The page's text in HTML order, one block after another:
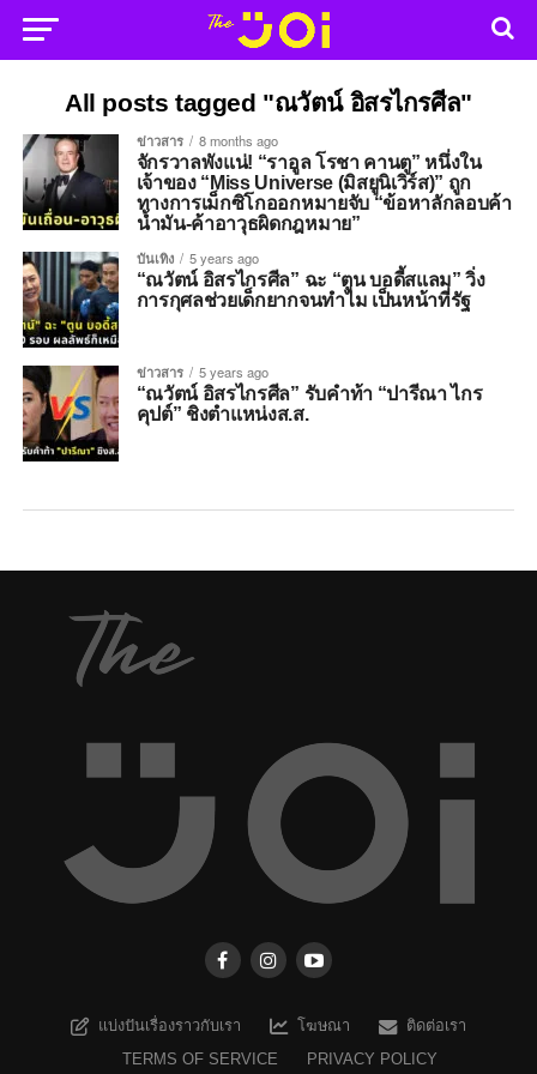
All posts tagged "ณวัตน์ อิสรไกรศีล"
ข่าวสาร 8 months ago
จักรวาลพังแน่! “ราอูล โรชา คานตู” หนึ่งใน
เจ้าของ “Miss Universe (มิสยูนิเวิร์ส)” ถูก
ทางการเม็กซิโกออกหมายจับ “ข้อหาลักลอบค้า
น้ำมัน-ค้าอาวุธผิดกฎหมาย”
บันเทิง 5 years ago
“ณวัตน์ อิสรไกรศีล” ฉะ “ตูน บอดี้สแลม” วิ่ง
การกุศลช่วยเด็กยากจนทำไม เป็นหน้าที่รัฐ
ข่าวสาร 5 years ago
“ณวัตน์ อิสรไกรศีล” รับคำท้า “ปารีณา ไกร
คุปต์” ชิงตำแหน่งส.ส.
แบ่งปันเรื่องราวกับเรา โฆษณา
ติดต่อเรา
TERMS OF SERVICE
PRIVACY POLICY